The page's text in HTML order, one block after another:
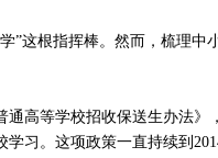
这根指挥棒。然而，梳理中
高等学校招收保送生办法》
习。这项政策一直持续到